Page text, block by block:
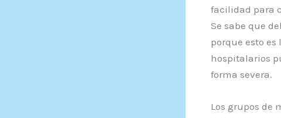
facilidad para
Se sabe que
porque esto
hospitalarios
forma severa.
Los grupos de